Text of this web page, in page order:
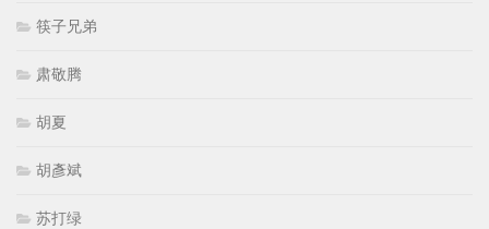
筷子兄弟
肃敬腾
胡夏
胡彥斌
苏打绿